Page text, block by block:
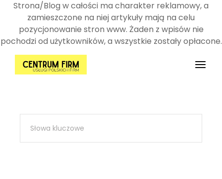
Strona/Blog w całości ma charakter reklamowy, a
zamieszczone na niej artykuły mają na celu
pozycjonowanie stron www. Żaden z wpisów nie
pochodzi od użytkowników, a wszystkie zostały opłacone.